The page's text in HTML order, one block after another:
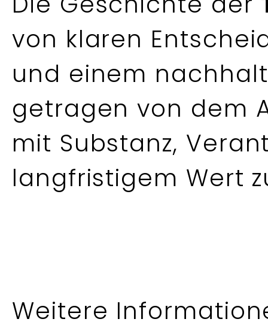
von klaren
und einem
getragen von dem
mit Substanz,
langfristigem Wert
Weitere